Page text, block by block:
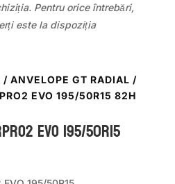
Pentru orice întrebări,
este la dispoziția
/ ANVELOPE GT RADIAL /
EVO 195/50R15 82H
EVO 195/50R15